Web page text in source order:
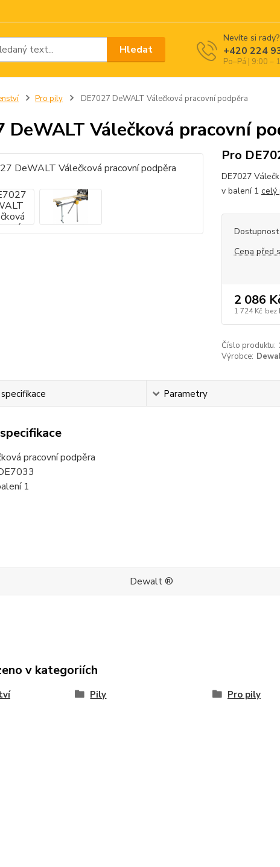
Hledat
Nevíte si
+420 224
Po–Pá | 9:00 –
Pro pily DE7027 DeWALT Válečková pracovní podpěra
DeWALT Válečková pracovní
Pro
DE7027
v balení 1 celý
Dostupnost
Cena před
2 086
1 724 Kč bez
Číslo produktu:
Výrobce:
Parametry
pracovní podpěra
1
Dewalt ®
v kategoriích
Pily Pro pily